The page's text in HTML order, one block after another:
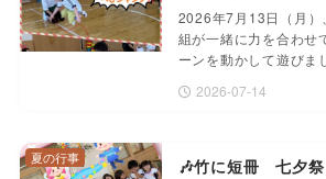
2026年7月13日（月）
組が一緒に力を合わせ
ーンを動かして遊び
2026-07-14
🎶竹に短冊 七夕祭
夏の行事